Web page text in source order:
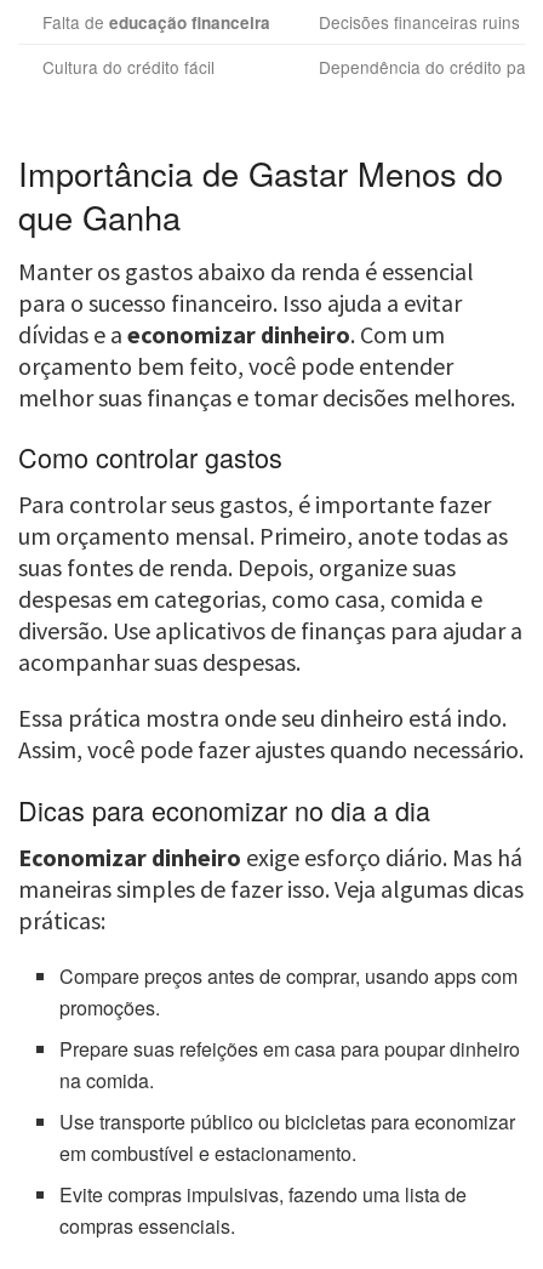
Falta de educação financeira
Decisões financeiras ruins
Cultura do crédito fácil
Dependência do crédito
Importância de Gastar Menos do
que Ganha
Manter os gastos abaixo da renda é essencial
para o sucesso financeiro. Isso ajuda a evitar
dívidas e a economizar dinheiro. Com um
orçamento bem feito, você pode entender
melhor suas finanças e tomar decisões melhores.
Como controlar gastos
Para controlar seus gastos, é importante fazer
um orçamento mensal. Primeiro, anote todas as
suas fontes de renda. Depois, organize suas
despesas em categorias, como casa, comida e
diversão. Use aplicativos de finanças para ajudar a
acompanhar suas despesas.
Essa prática mostra onde seu dinheiro está indo.
Assim, você pode fazer ajustes quando necessário.
Dicas para economizar no dia a dia
Economizar dinheiro exige esforço diário. Mas há
maneiras simples de fazer isso. Veja algumas dicas
práticas:
Compare preços antes de comprar, usando apps com
promoções.
Prepare suas refeições em casa para poupar dinheiro
na comida.
Use transporte público ou bicicletas para economizar
em combustível e estacionamento.
Evite compras impulsivas, fazendo uma lista de
compras essenciais.